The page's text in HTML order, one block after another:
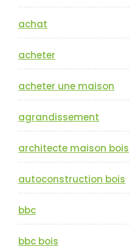
achat
acheter
acheter une maison
agrandissement
architecte maison bois
autoconstruction bois
bbc
bbc bois